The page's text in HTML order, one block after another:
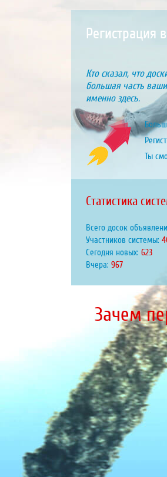
Регистрация в
Кто сказал, что
большая часть
именно здесь.
Ты
Статистика
Всего досок
Участников системы:
Сегодня новых: 757
Вчера: 1175
Зачем